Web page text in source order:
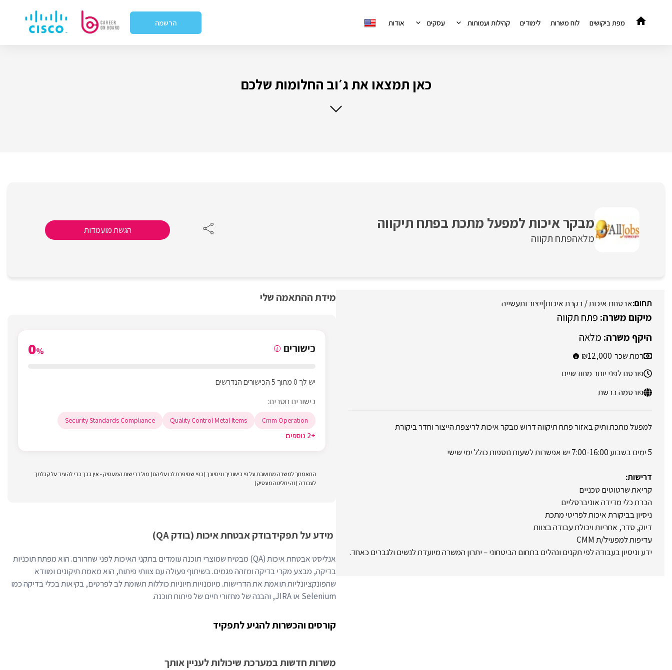
מפת ביקושים לוח משרות לימודים קהילות ועמותות עסקים אודות הרשמה
כאן תמצאו את ג׳וב החלומות שלכם
מבקר איכות למפעל מתכת בפתח תיקווה
מלאהפתח תקווה
הגשת מועמדות
אבטחת איכות / בקרת איכות|ייצור ותעשייה
פתח תקווה
מלאה
רמת שכר 12,000
פורסם לפני יותר מחודשיים
פורסמה ברשת
למפעל מתכת ותיק באזור פתח תיקווה דרוש מבקר איכות לריצפת הייצור וחדר ביקורת
5 ימים בשבוע 7:00-16:00 יש אפשרות לשעות נוספות כולל ימי שישי
דרישות:
קריאת שרטוטים טכניים
הכרת כלי מדידה אוניברסליים
ניסיון בביקורת איכות לפריטי מתכת
דיוק, סדר, אחריות ויכולת עבודה בצוות
עדיפות למפעיל/ת CMM
ידע וניסיון בעבודה לפי תקנים ונהלים בתחום הביטחוני – יתרון המשרה מיועדת לנשים ולגברים כאחד.
מידת ההתאמה שלי
כישורים i
0%
יש לך 0 מתוך 5 הכישורים הנדרשים
כישורים חסרים:
Cmm Operation
Quality Control Metal Items
Security Standards Compliance
+2 נוספים
התאמתך למשרה מחושבת על פי כישוריך וניסיונך (כפי שסיפרת לנו עליהם) מול דרישות המעסיק - אין בכך כדי להעיד על קבלתך
לעבודה (זה יחליט המעסיק)
מידע על תפקידבודק אבטחת איכות (בודק QA)
אנליסט אבטחת איכות (QA) מבטיח שמוצרי תוכנה עומדים בתקני האיכות לפני שחרורם. הוא מפתח תוכניות
בדיקה, מבצע מקרי בדיקה ומזהה פגמים. בשיתוף פעולה עם צוותי פיתוח, הוא מאמת תיקונים ומוודא
שהפונקציונליות תואמת את הדרישות. מיומנויות חיוניות כוללות תשומת לב לפרטים, בקיאות בכלי בדיקה כמו
Selenium או JIRA, והבנה של מחזורי חיים של פיתוח תוכנה.
קורסים והכשרות להגיע לתפקיד
משרות חדשות במערכת שיכולות לעניין אותך